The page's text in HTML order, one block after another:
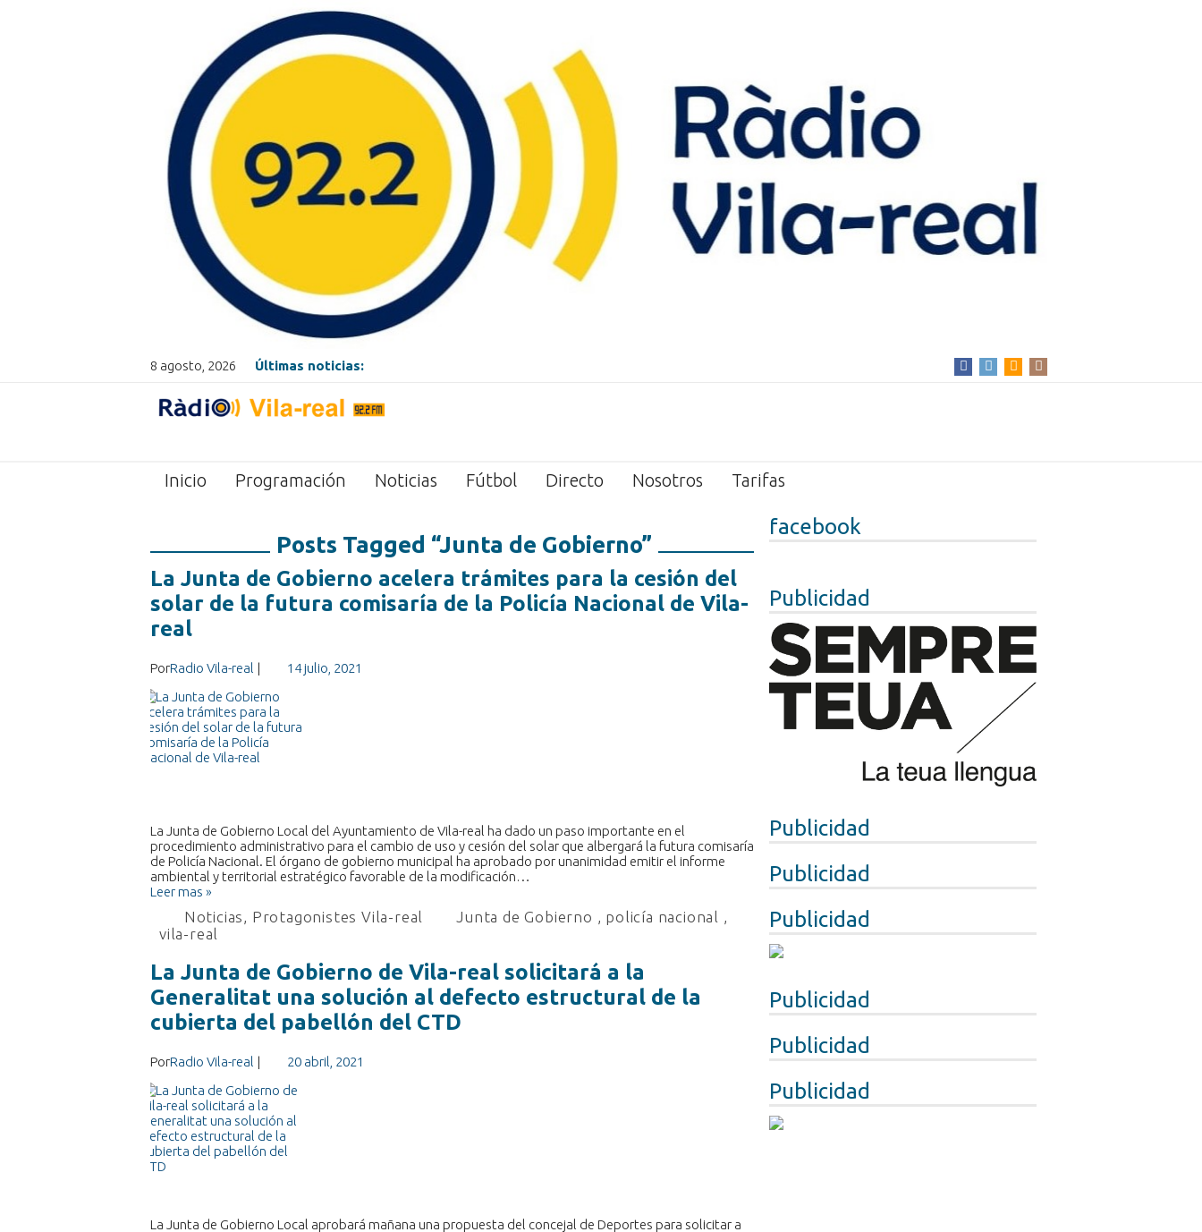
8 agosto, 2026 Últimas noticias:
Inicio Programación Noticias Fútbol Directo Nosotros Tarifas
facebook
Publicidad
Publicidad
Publicidad
Publicidad
Publicidad
Publicidad
Publicidad
Posts Tagged “Junta de Gobierno”
La Junta de Gobierno acelera trámites para la cesión del
solar de la futura comisaría de la Policía Nacional de Vila-
real
PorRadio Vila-real | 14 julio, 2021
La Junta de Gobierno Local del Ayuntamiento de Vila-real ha dado un paso importante en el
procedimiento administrativo para el cambio de uso y cesión del solar que albergará la futura comisaría
de Policía Nacional. El órgano de gobierno municipal ha aprobado por unanimidad emitir el informe
ambiental y territorial estratégico favorable de la modificación…
Leer mas »
Noticias, Protagonistes Vila-real Junta de Gobierno , policía nacional ,
vila-real
La Junta de Gobierno de Vila-real solicitará a la
Generalitat una solución al defecto estructural de la
cubierta del pabellón del CTD
PorRadio Vila-real | 20 abril, 2021
La Junta de Gobierno Local aprobará mañana una propuesta del concejal de Deportes para solicitar a